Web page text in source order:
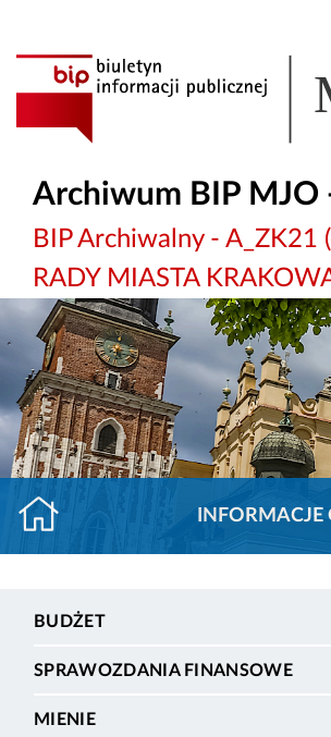
Archiwum BIP MJO
BIP Archiwalny -
RADY MIASTA
INFORMACJE
BUDŻET
SPRAWOZDANIA FINANSOWE
MIENIE